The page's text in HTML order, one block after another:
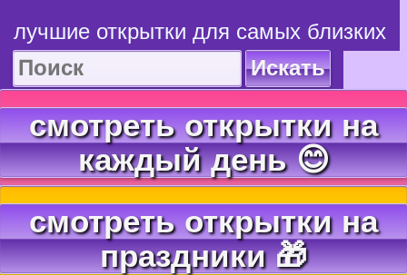
лучшие открытки для самых близких
Искать
смотреть открытки на
каждый день 😊
смотреть открытки на
праздники 🎁